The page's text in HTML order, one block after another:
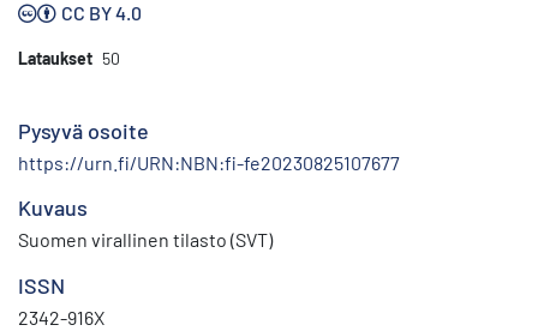
CC BY 4.0
Lataukset 50
Pysyvä osoite
https://urn.fi/URN:NBN:fi-fe20230825107677
Kuvaus
Suomen virallinen tilasto (SVT)
ISSN
2342-916X